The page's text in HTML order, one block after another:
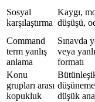
Sosyal
karşılaştırma
Kaygı,
düşüşü,
Command
term yanlış
anlama
Sınavda
veya
formatı
Konu
grupları arası
kopukluk
düşük